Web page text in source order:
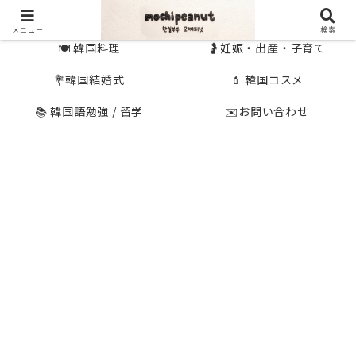
🍽 韓国料理
🤰妊娠・出産・子育て
💐韓国結婚式
💄 韓国コスメ
📚 韓国語勉強 / 留学
✉️お問い合わせ
メニュー 検索